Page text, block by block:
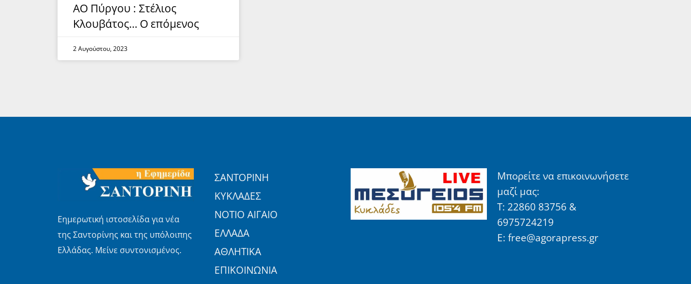
ΑΟ Πύργου : Στέλιος
Κλουβάτος… Ο επόμενος
2 Αυγούστου, 2023
Εημερωτική ιστοσελίδα για νέα
της Σαντορίνης και της υπόλοιπης
Ελλάδας. Μείνε συντονισμένος.
ΣΑΝΤΟΡΙΝΗ
ΚΥΚΛΑΔΕΣ
ΝΟΤΙΟ ΑΙΓΑΙΟ
ΕΛΛΑΔΑ
ΑΘΛΗΤΙΚΑ
ΕΠΙΚΟΙΝΩΝΙΑ
Μπορείτε να επικοινωνήσετε
μαζί μας:
Τ: 22860 83756 &
6975724219
E: free@agorapress.gr